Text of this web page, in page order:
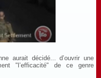
aurait décidé... d’ouvrir une
"l’efficacité" de ce genre